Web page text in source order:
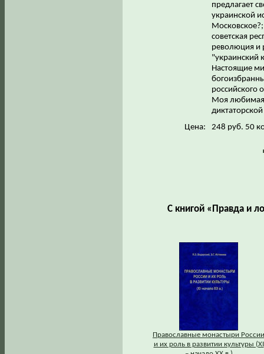
предлагает
украинской
советская
революция и
"украинский
Настоящие
российского
Моя любимая
Цена:
248 руб. 50
С книгой «Правда и
Православные монастыри России
и их роль в развитии культуры (XI